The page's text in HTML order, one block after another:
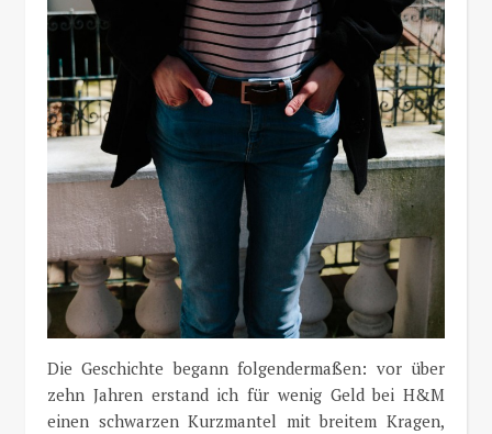
Die Geschichte begann folgendermaßen: vor über
zehn Jahren erstand ich für wenig Geld bei H&M
einen schwarzen Kurzmantel mit breitem Kragen,